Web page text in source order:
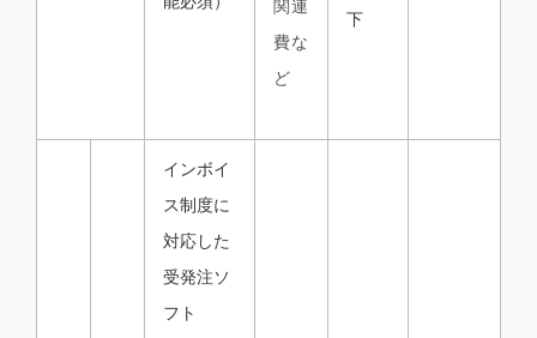
関連
費な
ど
下
インボイ
ス制度に
対応した
受発注ソ
フト